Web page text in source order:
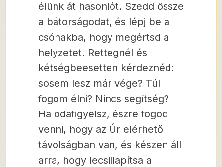
élünk át hasonlót. Szedd össze
a bátorságodat, és lépj be a
csónakba, hogy megértsd a
helyzetet. Rettegnél és
kétségbeesetten kérdeznéd:
sosem lesz már vége? Túl
fogom élni? Nincs segítség?
Ha odafigyelsz, észre fogod
venni, hogy az Úr elérhető
távolságban van, és készen áll
arra, hogy lecsillapítsa a